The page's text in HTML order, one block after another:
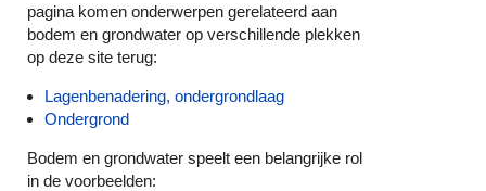
pagina komen onderwerpen gerelateerd aan
bodem en grondwater op verschillende plekken
op deze site terug:
Lagenbenadering, ondergrondlaag
Ondergrond
Bodem en grondwater speelt een belangrijke rol
in de voorbeelden: